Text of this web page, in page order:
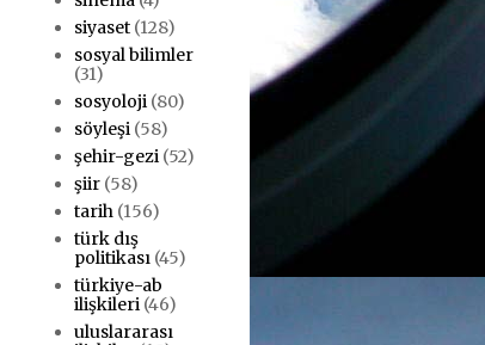
siyaset (128)
sosyal bilimler
(31)
sosyoloji (80)
söyleşi (58)
şehir-gezi (52)
şiir (58)
tarih (156)
türk dış
politikası (45)
türkiye-ab
ilişkileri (46)
uluslararası